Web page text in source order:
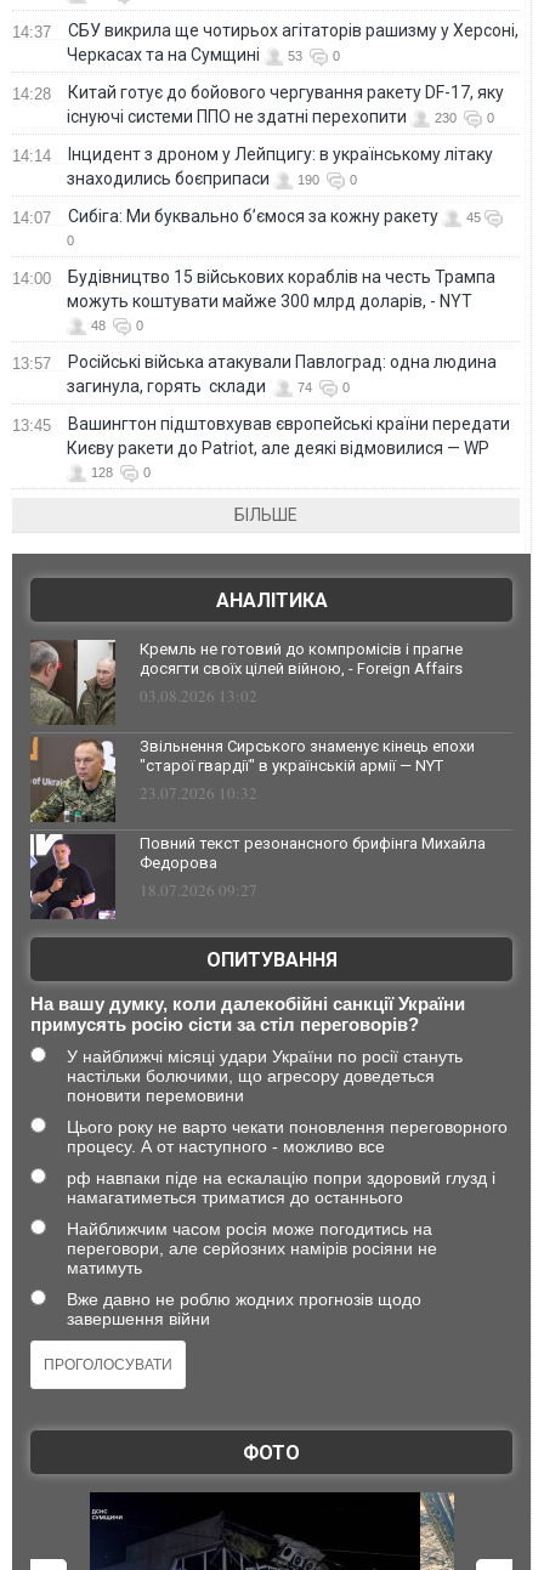
14:37
СБУ викрила ще чотирьох агітаторів рашизму у Херсоні,
Черкасах та на Сумщині
53 0
14:28
Китай готує до бойового чергування ракету DF-17, яку
існуючі системи ППО не здатні перехопити
230 0
14:14
Інцидент з дроном у Лейпцигу: в українському літаку
знаходились боєприпаси
190 0
14:07 Сибіга: Ми буквально б’ємося за кожну ракету
45
0
14:00
Будівництво 15 військових кораблів на честь Трампа
можуть коштувати майже 300 млрд доларів, - NYT
48 0
13:57
Російські війська атакували Павлоград: одна людина
загинула, горять склади
74 0
13:45
Вашингтон підштовхував європейські країни передати
Києву ракети до Patriot, але деякі відмовилися — WP
128 0
БІЛЬШЕ
АНАЛІТИКА
Кремль не готовий до компромісів і прагне
досягти своїх цілей війною, - Foreign Affairs
03.08.2026 13:02
Звільнення Сирського знаменує кінець епохи
"старої гвардії" в українській армії — NYT
23.07.2026 10:32
Повний текст резонансного брифінга Михайла
Федорова
18.07.2026 09:27
ОПИТУВАННЯ
На вашу думку, коли далекобійні санкції України
примусять росію сісти за стіл переговорів?
У найближчі місяці удари України по росії стануть
настільки болючими, що агресору доведеться
поновити перемовини
Цього року не варто чекати поновлення переговорного
процесу. А от наступного - можливо все
рф навпаки піде на ескалацію попри здоровий глузд і
намагатиметься триматися до останнього
Найближчим часом росія може погодитись на
переговори, але серйозних намірів росіяни не
матимуть
Вже давно не роблю жодних прогнозів щодо
завершення війни
ФОТО